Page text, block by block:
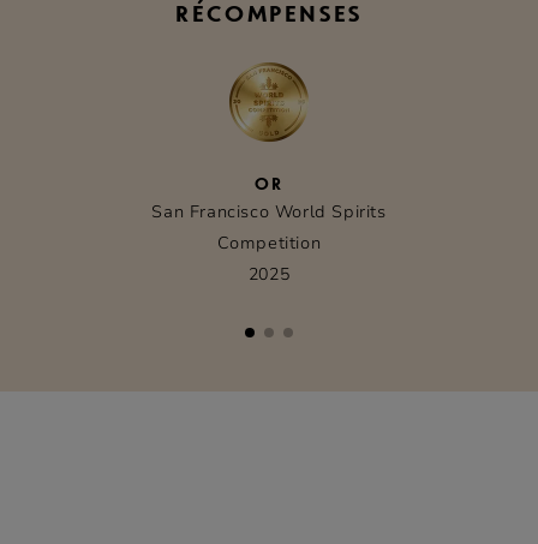
RÉCOMPENSES
OR
San Francisco World Spirits
Competition
2025